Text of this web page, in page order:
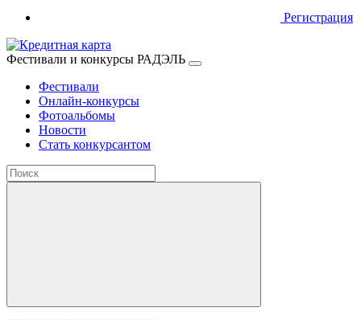
Регистрация
Фестивали и конкурсы РАДЭЛЬ
Фестивали
Онлайн-конкурсы
Фотоальбомы
Новости
Стать конкурсантом